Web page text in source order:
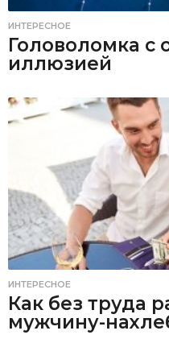
ИНТЕРЕСНОЕ
Головоломка с
иллюзией
ИНТЕРЕСНОЕ
Как без труда
мужчину-